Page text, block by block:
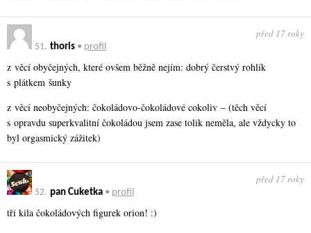
51. thoris • profil
před 17 roky
z věcí obyčejných, které ovšem běžně nejím: dobrý čerstvý rohlík
s plátkem šunky
z věcí neobyčejných: čokoládovo-čokoládové cokoliv – (těch věcí
s opravdu superkvalitní čokoládou jsem zase tolik neměla, ale vždycky to
byl orgasmický zážitek)
52. pan Cuketka • profil
před 17 roky
tři kila čokoládových figurek orion! :)